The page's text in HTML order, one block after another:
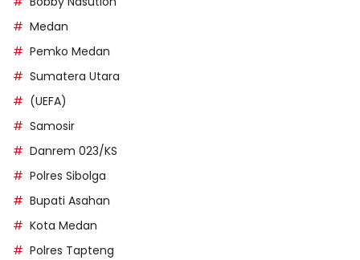
Medan
Pemko Medan
Sumatera Utara
(UEFA)
Samosir
Danrem 023/KS
Polres Sibolga
Bupati Asahan
Kota Medan
Polres Tapteng